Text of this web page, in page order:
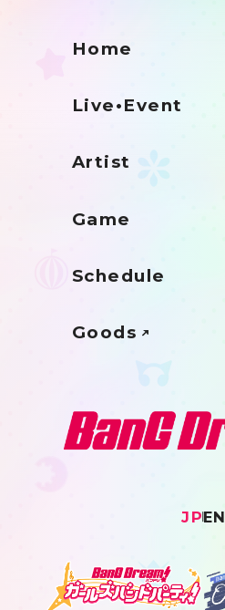
Home
Live•Event
Artist
Game
Schedule
Goods
JPEN